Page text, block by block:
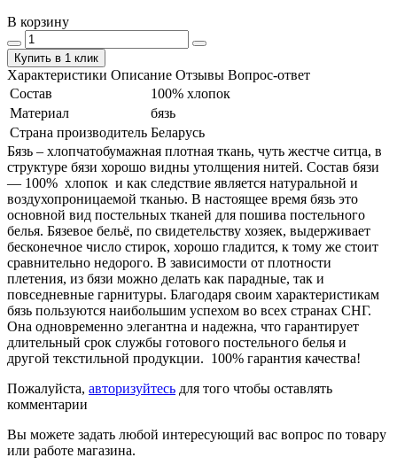
В корзину
Купить в 1 клик
Характеристики Описание Отзывы Вопрос-ответ
Состав
100% хлопок
Материал
бязь
Страна производитель Беларусь
Бязь – хлопчатобумажная плотная ткань, чуть жестче ситца, в
структуре бязи хорошо видны утолщения нитей. Состав бязи
― 100% хлопок и как следствие является натуральной и
воздухопроницаемой тканью. В настоящее время бязь это
основной вид постельных тканей для пошива постельного
белья. Бязевое бельё, по свидетельству хозяек, выдерживает
бесконечное число стирок, хорошо гладится, к тому же стоит
сравнительно недорого. В зависимости от плотности
плетения, из бязи можно делать как парадные, так и
повседневные гарнитуры. Благодаря своим характеристикам
бязь пользуются наибольшим успехом во всех странах СНГ.
Она одновременно элегантна и надежна, что гарантирует
длительный срок службы готового постельного белья и
другой текстильной продукции. 100% гарантия качества!
Пожалуйста, авторизуйтесь для того чтобы оставлять
комментарии
Вы можете задать любой интересующий вас вопрос по товару
или работе магазина.